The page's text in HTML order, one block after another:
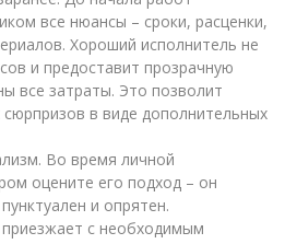
все нюансы – сроки, расценки,
Хороший исполнитель не
и предоставит прозрачную
все затраты. Это позволит
в виде дополнительных
Во время личной
оцените его подход – он
и опрятен.
с необходимым